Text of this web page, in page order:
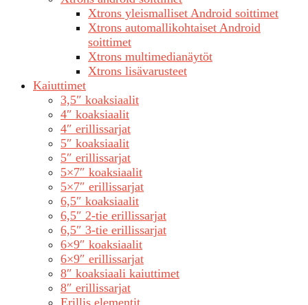
Xtrons yleismalliset Android soittimet
Xtrons automallikohtaiset Android
soittimet
Xtrons multimedianäytöt
Xtrons lisävarusteet
Kaiuttimet
3,5″ koaksiaalit
4″ koaksiaalit
4″ erillissarjat
5″ koaksiaalit
5″ erillissarjat
5×7″ koaksiaalit
5×7″ erillissarjat
6,5″ koaksiaalit
6,5″ 2-tie erillissarjat
6,5″ 3-tie erillissarjat
6×9″ koaksiaalit
6×9″ erillissarjat
8″ koaksiaali kaiuttimet
8″ erillissarjat
Erillis elementit